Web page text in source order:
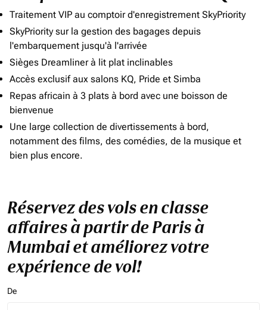
Traitement VIP au comptoir d'enregistrement SkyPriority
SkyPriority sur la gestion des bagages depuis
l'embarquement jusqu'à l'arrivée
Sièges Dreamliner à lit plat inclinables
Accès exclusif aux salons KQ, Pride et Simba
Repas africain à 3 plats à bord avec une boisson de
bienvenue
Une large collection de divertissements à bord,
notamment des films, des comédies, de la musique et
bien plus encore.
Réservez des vols en classe
affaires à partir de Paris à
Mumbai et améliorez votre
expérience de vol!
De